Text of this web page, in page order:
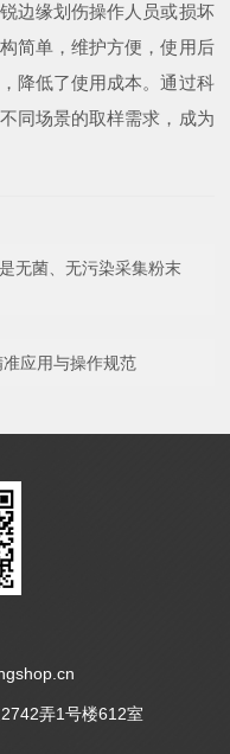
边缘划伤操作人员或损坏
简单，维护方便，使用后
降低了使用成本。通过科
同场景的取样需求，成为
无菌、无污染采集粉末
应用与操作规范
弄1号楼612室